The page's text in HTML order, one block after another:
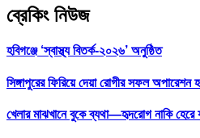
ব্রেকিং নিউজ
হবিগঞ্জে ‘স্বাস্থ্য বিতর্ক-২০২৬’ অনুষ্ঠিত
সিঙ্গাপুরের ফিরিয়ে দেয়া রোগীর সফল অপারেশন
খেলার মাঝখানে বুকে ব্যথা—হৃদরোগ নাকি হেরে